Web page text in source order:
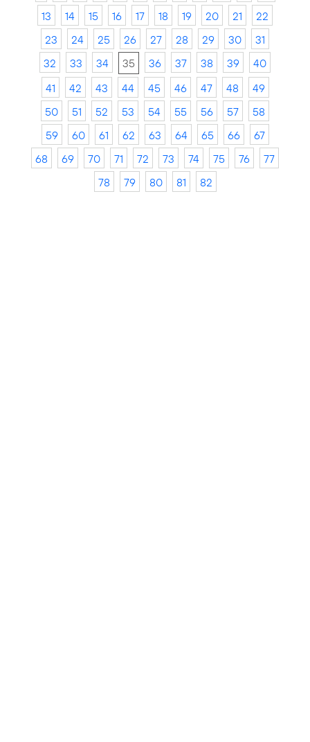
13
14 15 16 17 18 19 20 21
22
23
24 25 26 27 28 29 30
31
32
33 34 35 36 37 38 39
40
41
42 43 44 45 46 47 48
49
50
51 52 53 54 55 56 57
58
59
60 61 62 63 64 65 66
67
68
69 70 71 72 73 74 75 76
77
78
79 80 81 82